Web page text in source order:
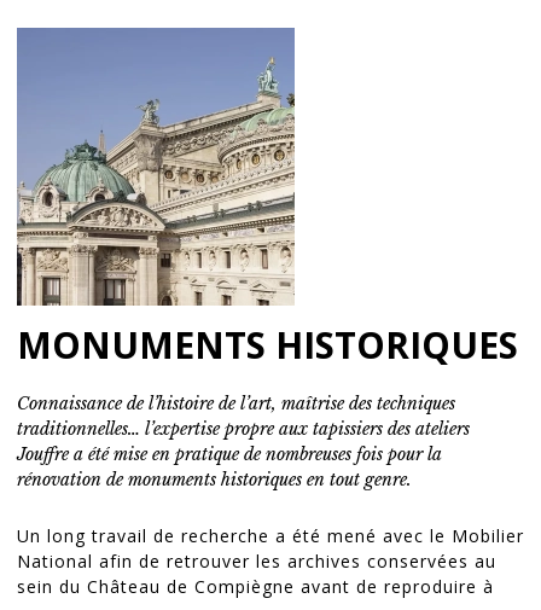
MONUMENTS HISTORIQUES
Connaissance de l’histoire de l’art, maîtrise des techniques
traditionnelles… l’expertise propre aux tapissiers des ateliers
Jouffre a été mise en pratique de nombreuses fois pour la
rénovation de monuments historiques en tout genre.
Un long travail de recherche a été mené avec le Mobilier
National afin de retrouver les archives conservées au
sein du Château de Compiègne avant de reproduire à